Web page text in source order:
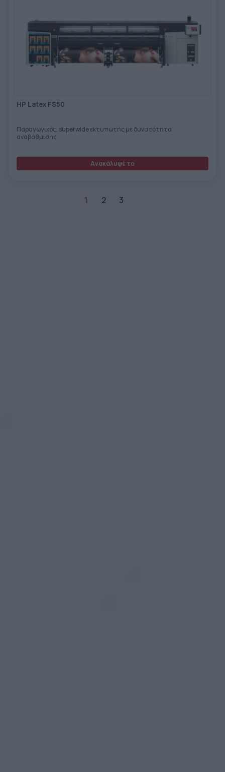
HP Latex FS50
Παραγωγικός, superwide εκτυπωτής με δυνατότητα
αναβάθμισης
Ανακάλυψέ το
1 2 3